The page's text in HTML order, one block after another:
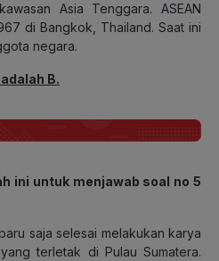
Asia Tenggara. ASEAN
di Bangkok, Thailand. Saat ini
negara.
B.
ini untuk menjawab soal no 5
saja selesai melakukan karya
terletak di Pulau Sumatera.